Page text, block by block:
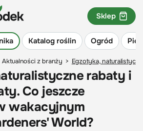
Katalog roślin Ogród
Sklep
Aktualności z branży > Egzotyka,
rabaty i
Co jeszcze
wakacyjnym
World?